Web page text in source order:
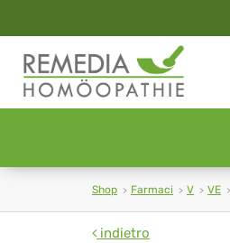
Shop Farmaci V VE
indietro